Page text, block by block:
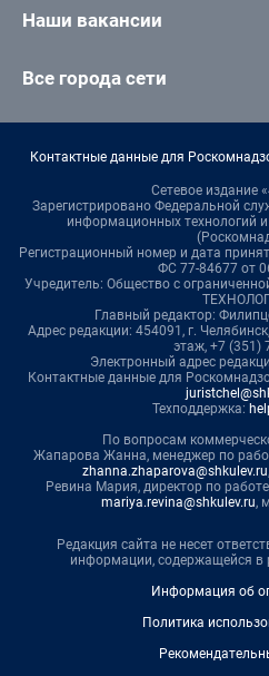
Наши вакансии
Все города сети
Контактные данные для
Сетевое издание
Зарегистрировано Федеральной
информационных технологий
Регистрационный номер и дата
ФС 77-84677 от
Учредитель: Общество с
Главный редактор:
Адрес редакции: 454091, г.
этаж, +7 (351)
Электронный адрес
Контактные данные для
Техподдержка:
По вопросам
Жапарова Жанна, менеджер по
zhanna.zhaparova@shkulev.ru
Ревина Мария, директор по
mariya.revina@shkulev.ru,
Редакция сайта не несет
информации, содержащейся в
Информация об
Политика